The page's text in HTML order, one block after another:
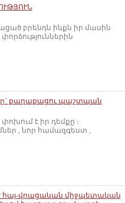
բրենդն ինքն իր մասին
քաղաքացու պաշտպան
է իր դեմքը ։
, նոր համազգեստ ,
հայ-վրացական միջպետական